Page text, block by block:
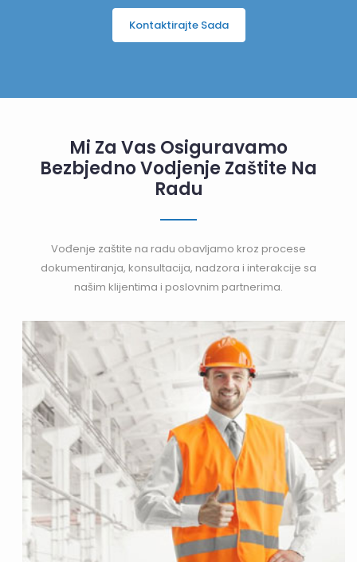
Kontaktirajte Sada
Mi Za Vas Osiguravamo
Bezbjedno Vodjenje Zaštite Na
Radu
Vođenje zaštite na radu obavljamo kroz procese
dokumentiranja, konsultacija, nadzora i interakcije sa
našim klijentima i poslovnim partnerima.